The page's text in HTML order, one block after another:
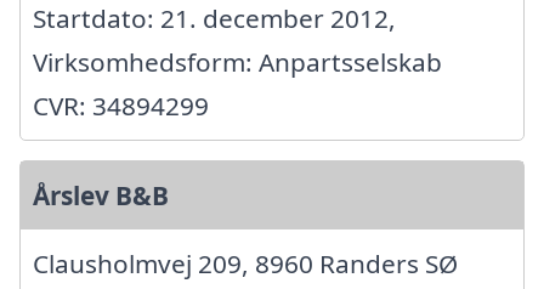
Startdato: 21. december 2012,
Virksomhedsform: Anpartsselskab
CVR: 34894299
Årslev B&B
Clausholmvej 209, 8960 Randers SØ